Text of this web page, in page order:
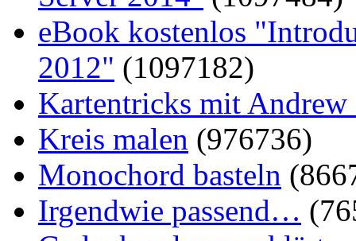
eBook kostenlos
2012" (1097182)
Kartentricks mit
Kreis malen (976736)
Monochord basteln
Irgendwie passend…